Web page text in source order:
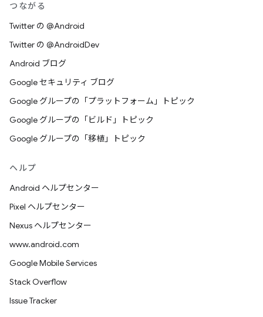
つながる
Twitter の @Android
Twitter の @AndroidDev
Android ブログ
Google セキュリティ ブログ
Google グループの「プラットフォーム」トピック
Google グループの「ビルド」トピック
Google グループの「移植」トピック
ヘルプ
Android ヘルプセンター
Pixel ヘルプセンター
Nexus ヘルプセンター
www.android.com
Google Mobile Services
Stack Overflow
Issue Tracker